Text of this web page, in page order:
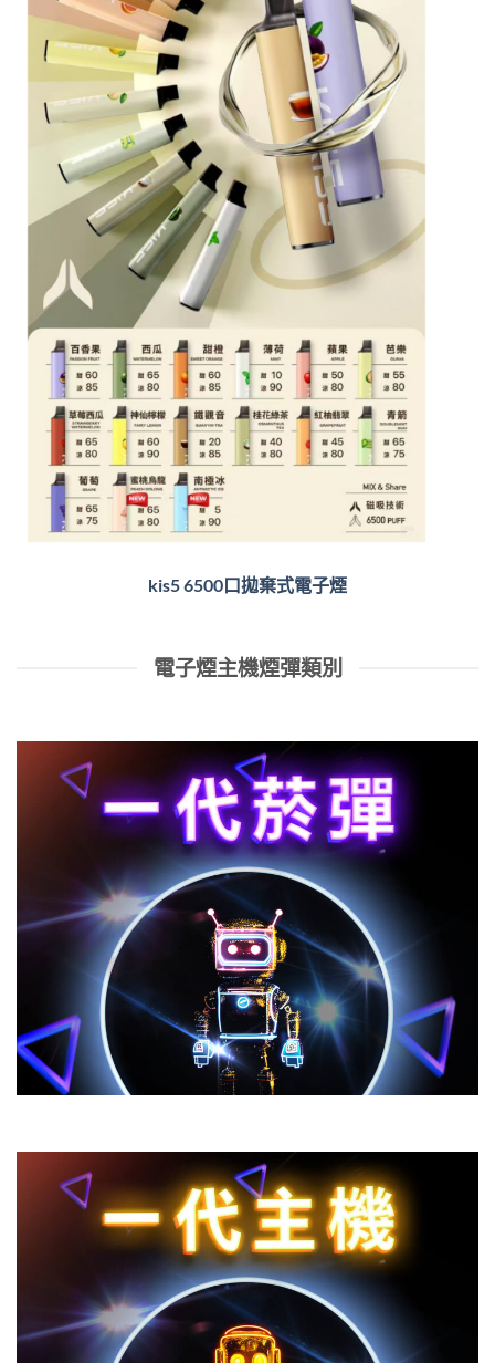
kis5 6500口拋棄式電子煙
電子煙主機煙彈類別